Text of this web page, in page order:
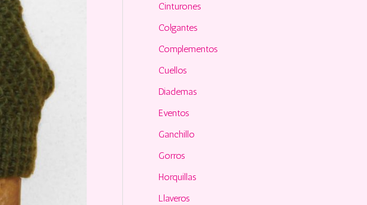
Cinturones
Colgantes
Complementos
Cuellos
Diademas
Eventos
Ganchillo
Gorros
Horquillas
Llaveros